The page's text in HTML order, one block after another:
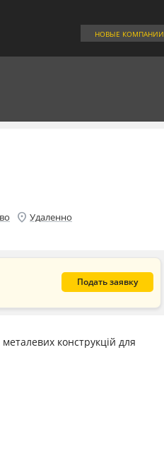
НОВЫЕ КОМПАНИИ
location_on Удаленно
Подать заявку
конструкцій для
Європейського Союзу